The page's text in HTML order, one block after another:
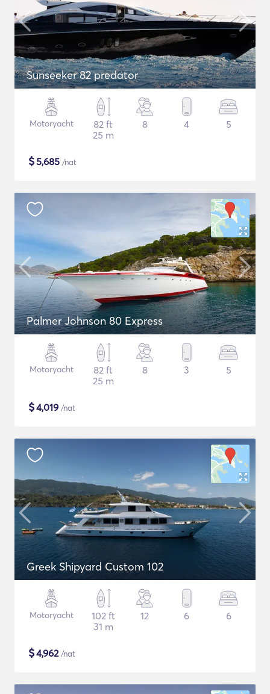
Sunseeker 82 predator
Motoryacht
82 ft
25 m
8 4 5
$5,685 /nat
Palmer Johnson 80 Express
Motoryacht
82 ft
25 m
8 3 5
$4,019 /nat
Greek Shipyard Custom 102
Motoryacht
102 ft
31 m
12 6 6
$4,962/nat